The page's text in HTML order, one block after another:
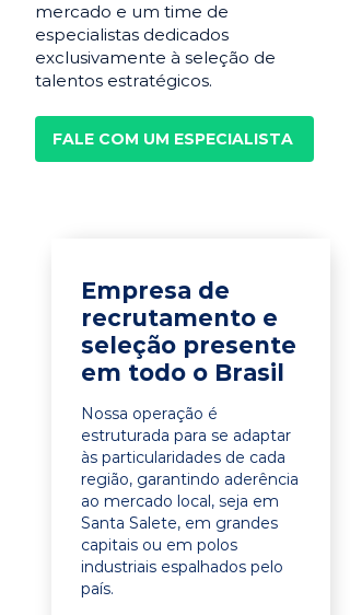
mercado e um time de
especialistas dedicados
exclusivamente à seleção de
talentos estratégicos.
FALE COM UM ESPECIALISTA
Empresa de
recrutamento e
seleção presente
em todo o Brasil
Nossa operação é
estruturada para se adaptar
às particularidades de cada
região, garantindo aderência
ao mercado local, seja em
Santa Salete, em grandes
capitais ou em polos
industriais espalhados pelo
país.